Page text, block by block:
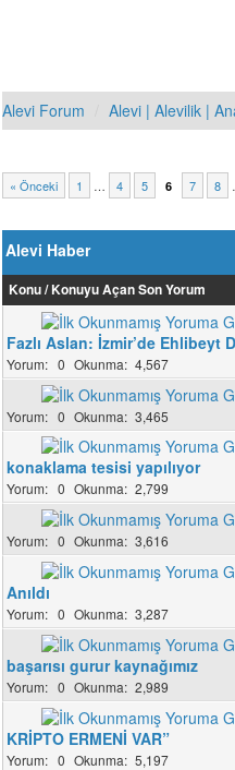
Alevi Forum Alevi | Alevilik |
« Önceki 1 … 4 5 6 7 8
Alevi Haber
Konu/Konuyu AçanSon Yorum
Fazlı Aslan: İzmir’de Ehlibeyt
0 4,567
0 3,465
konaklama tesisi yapılıyor
0 2,799
0 3,616
Anıldı
0 3,287
başarısı gurur kaynağımız
0 2,989
KRİPTO ERMENİ VAR”
0 5,197